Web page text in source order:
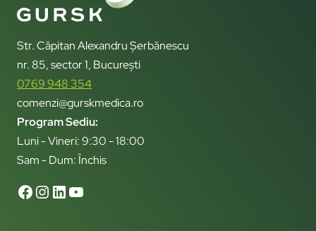
Str. Căpitan Alexandru Șerbănescu
nr. 85, sector 1, București
0769 948 354
comenzi@gurskmedica.ro
Program Sediu:
Luni - Vineri: 9:30 - 18:00
Sam - Dum: Închis